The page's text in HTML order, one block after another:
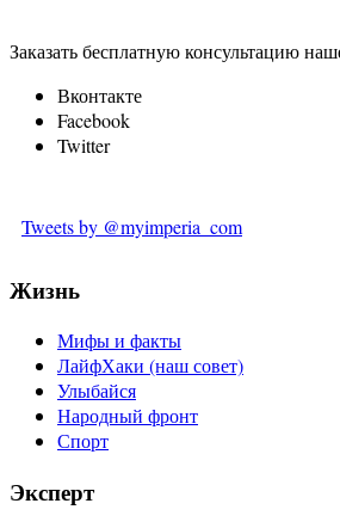
Заказать бесплатную консультацию
Вконтакте
Facebook
Twitter
Tweets by @myimperia_com
Жизнь
Мифы и факты
ЛайфХаки (наш совет)
Улыбайся
Народный фронт
Спорт
Эксперт